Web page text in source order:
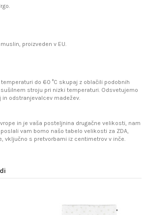
proizveden v EU.
do 60 °C skupaj z oblačili podobnih
stroju pri nizki temperaturi. Odsvetujemo
odstranjevalcev madežev.
in je vaša posteljnina drugačne velikosti, nam
vam bomo našo tabelo velikosti za ZDA,
vključno s pretvorbami iz centimetrov v inče.